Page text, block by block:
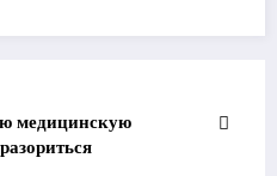
медицинскую